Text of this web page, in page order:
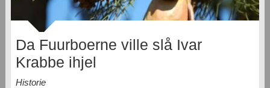
Da Fuurboerne ville slå Ivar
Krabbe ihjel
Historie